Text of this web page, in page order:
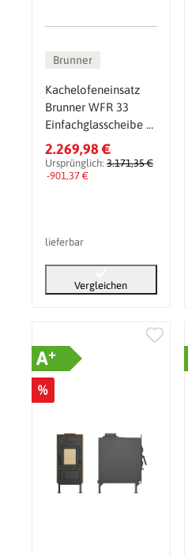
Brunner
Kachelofeneinsatz
Brunner WFR 33
Einfachglasscheibe 7
kW
2.269,98 €
Ursprünglich: 3.171,35 €
-901,37 €
lieferbar
Vergleichen
A+
%